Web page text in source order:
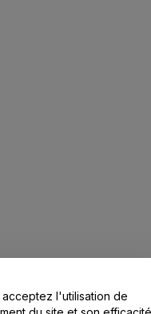
contacterl'utilisation de